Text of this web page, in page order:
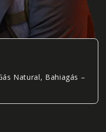
Natural, Bahiagás –